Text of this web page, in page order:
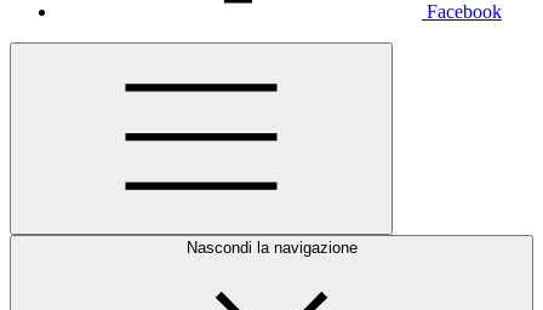
Facebook
Nascondi la navigazione